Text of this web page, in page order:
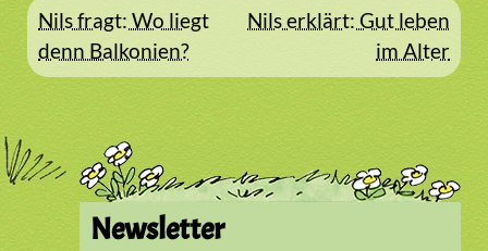
Beitragsnavigation
Nils fragt: Wo liegt
denn Balkonien?
Nils erklärt: Gut leben
im Alter
Newsletter